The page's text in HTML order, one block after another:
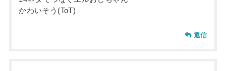
かわいそう(ToT)
返信